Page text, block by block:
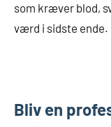
som kræver blod,
værd i sidste ende.
Bliv en